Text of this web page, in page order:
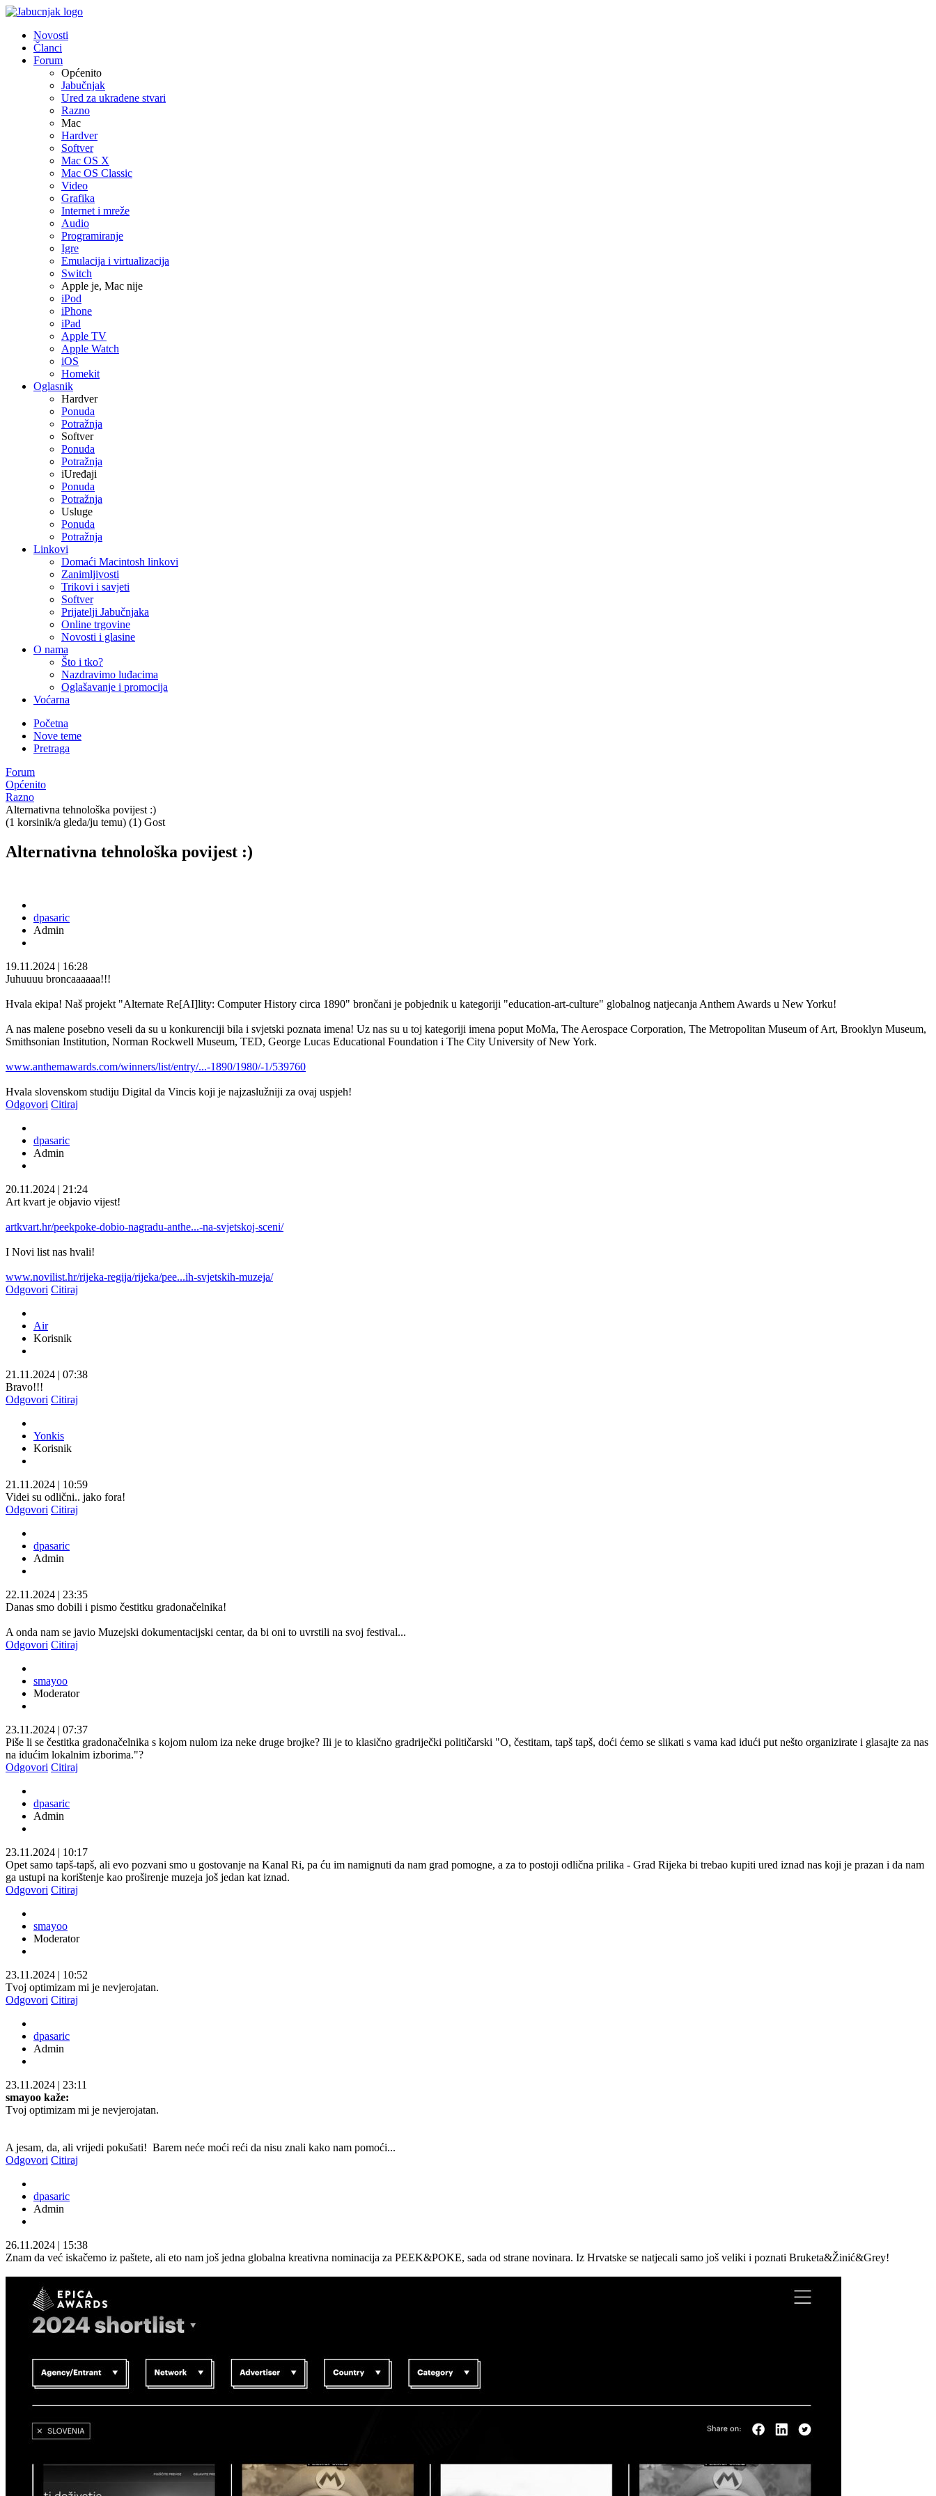
Novosti
Članci
Forum
Općenito
Jabučnjak
Ured za ukradene stvari
Razno
Mac
Hardver
Softver
Mac OS X
Mac OS Classic
Video
Grafika
Internet i mreže
Audio
Programiranje
Igre
Emulacija i virtualizacija
Switch
Apple je, Mac nije
iPod
iPhone
iPad
Apple TV
Apple Watch
iOS
Homekit
Oglasnik
Hardver
Ponuda
Potražnja
Softver
Ponuda
Potražnja
iUređaji
Ponuda
Potražnja
Usluge
Ponuda
Potražnja
Linkovi
Domaći Macintosh linkovi
Zanimljivosti
Trikovi i savjeti
Softver
Prijatelji Jabučnjaka
Online trgovine
Novosti i glasine
O nama
Što i tko?
Nazdravimo luđacima
Oglašavanje i promocija
Voćarna
Početna
Nove teme
Pretraga
Forum
Općenito
Razno
Alternativna tehnološka povijest :)
(1 korsinik/a gleda/ju temu) (1) Gost
Alternativna tehnološka povijest :)
dpasaric
Admin
19.11.2024 | 16:28
Juhuuuu broncaaaaaa!!!
Hvala ekipa! Naš projekt "Alternate Re[AI]lity: Computer History circa 1890" brončani je pobjednik u kategoriji "education-art-culture" globalnog natjecanja Anthem Awards u New Yorku!
A nas malene posebno veseli da su u konkurenciji bila i svjetski poznata imena! Uz nas su u toj kategoriji imena poput MoMa, The Aerospace Corporation, The Metropolitan Museum of Art, Brooklyn Museum,
Smithsonian Institution, Norman Rockwell Museum, TED, George Lucas Educational Foundation i The City University of New York.
www.anthemawards.com/winners/list/entry/...-1890/1980/-1/539760
Hvala slovenskom studiju Digital da Vincis koji je najzaslužniji za ovaj uspjeh!
Odgovori Citiraj
dpasaric
Admin
20.11.2024 | 21:24
Art kvart je objavio vijest!
artkvart.hr/peekpoke-dobio-nagradu-anthe...-na-svjetskoj-sceni/
I Novi list nas hvali!
www.novilist.hr/rijeka-regija/rijeka/pee...ih-svjetskih-muzeja/
Odgovori Citiraj
Air
Korisnik
21.11.2024 | 07:38
Bravo!!!
Odgovori Citiraj
Yonkis
Korisnik
21.11.2024 | 10:59
Videi su odlični.. jako fora!
Odgovori Citiraj
dpasaric
Admin
22.11.2024 | 23:35
Danas smo dobili i pismo čestitku gradonačelnika!
A onda nam se javio Muzejski dokumentacijski centar, da bi oni to uvrstili na svoj festival...
Odgovori Citiraj
smayoo
Moderator
23.11.2024 | 07:37
Piše li se čestitka gradonačelnika s kojom nulom iza neke druge brojke? Ili je to klasično gradriječki političarski "O, čestitam, tapš tapš, doći ćemo se slikati s vama kad idući put nešto organizirate i glasajte za nas
na idućim lokalnim izborima."?
Odgovori Citiraj
dpasaric
Admin
23.11.2024 | 10:17
Opet samo tapš-tapš, ali evo pozvani smo u gostovanje na Kanal Ri, pa ću im namignuti da nam grad pomogne, a za to postoji odlična prilika - Grad Rijeka bi trebao kupiti ured iznad nas koji je prazan i da nam
ga ustupi na korištenje kao proširenje muzeja još jedan kat iznad.
Odgovori Citiraj
smayoo
Moderator
23.11.2024 | 10:52
Tvoj optimizam mi je nevjerojatan.
Odgovori Citiraj
dpasaric
Admin
23.11.2024 | 23:11
smayoo kaže:
Tvoj optimizam mi je nevjerojatan.
A jesam, da, ali vrijedi pokušati! Barem neće moći reći da nisu znali kako nam pomoći...
Odgovori Citiraj
dpasaric
Admin
26.11.2024 | 15:38
Znam da već iskačemo iz paštete, ali eto nam još jedna globalna kreativna nominacija za PEEK&POKE, sada od strane novinara. Iz Hrvatske se natjecali samo još veliki i poznati Bruketa&Žinić&Grey!